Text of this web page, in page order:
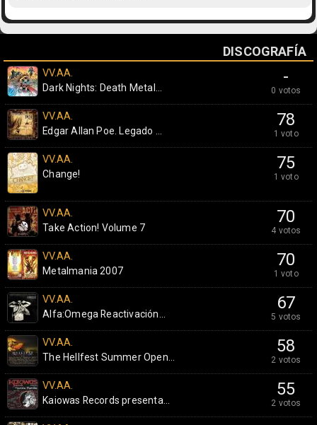
DISCOGRAFÍA
-
0 votos
VV.AA.
Dark Nights: Death Metal...
78
1 voto
VV.AA.
Edgar Allan Poe. Legado ...
75
1 voto
VV.AA.
Change!
70
4 votos
VV.AA.
Take Action! Volume 7
70
1 voto
VV.AA.
Metalmania 2007
67
5 votos
VV.AA.
Alfa:Omega Reactivación...
58
2 votos
VV.AA.
The Hellfest Summer Open...
55
2 votos
VV.AA.
Kaiowas Records presenta...